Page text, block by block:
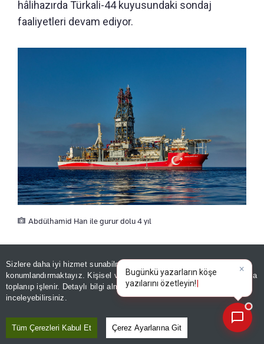
Sizlere daha iyi hizmet sunabilmek adına sitemizde
konumlandırmaktayız. Kişisel verileriniz, KVKK ve GDPR kapsamında
toplanıp işlenir. Detaylı bilgi almak içinAydınlatma Metnimizi
inceleyebilirsiniz.
Tüm Çerezleri Kabul Et Çerez Ayarlarına Git
hâlihazırda Türkali-44 kuyusundaki sondaj
faaliyetleri devam ediyor.
Abdülhamid Han ile gurur dolu 4 yıl
GÖKTEPE-3’ÜN MİMARI
Enerji ve Tabii Kaynaklar Bakanı Alparslan
doldurmasına ilişkin sosyal medya hesaplarından
Bugünkü yazarların köşe yazı